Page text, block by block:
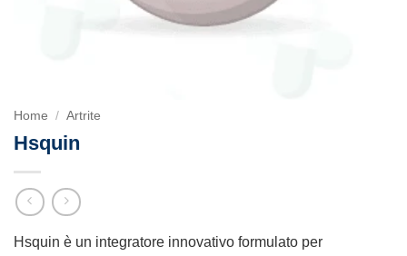
Home / Artrite
Hsquin
Hsquin è un integratore innovativo formulato per